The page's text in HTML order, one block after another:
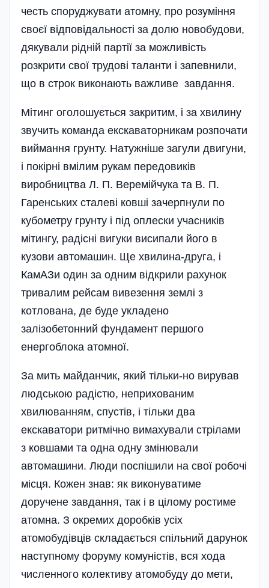
честь споруджувати атомну, про розуміння
своєї відповідальності за долю новобудови,
дякували рідній партії за можливість
розкрити свої трудові таланти і запевнили,
що в строк виконають важливе завдання.
Мітинг оголошується закритим, і за хвилину
звучить команда екскаваторникам розпочати
виймання грунту. Натужніше загули двигуни,
і покірні вмілим рукам передовиків
виробництва Л. П. Веремійчука та В. П.
Гаренських сталеві ковші зачерпнули по
кубометру грунту і під оплески учасників
мітингу, радісні вигуки висипали його в
кузови автомашин. Ще хвилина-друга, і
КамАЗи один за одним відкрили рахунок
тривалим рейсам вивезення землі з
котлована, де буде укладено
залізобетонний фундамент першого
енергоблока атомної.
За мить майданчик, який тільки-но вирував
людською радістю, неприхованим
хвилюванням, спустів, і тільки два
екскаватори ритмічно вимахували стрілами
з ковшами та одна одну змінювали
автомашини. Люди поспішили на свої робочі
місця. Кожен знав: як виконуватиме
доручене завдання, так і в цілому ростиме
атомна. З окремих доробків усіх
атомобудівців складається спільний дарунок
наступному форуму комуністів, вся хода
численного колективу атомобуду до мети,